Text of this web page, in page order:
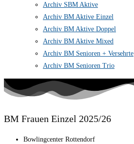
Archiv SBM Aktive
Archiv BM Aktive Einzel
Archiv BM Aktive Doppel
Archiv BM Aktive Mixed
Archiv BM Senioren + Versehrte
Archiv BM Senioren Trio
BM Frauen Einzel 2025/26
Bowlingcenter Rottendorf